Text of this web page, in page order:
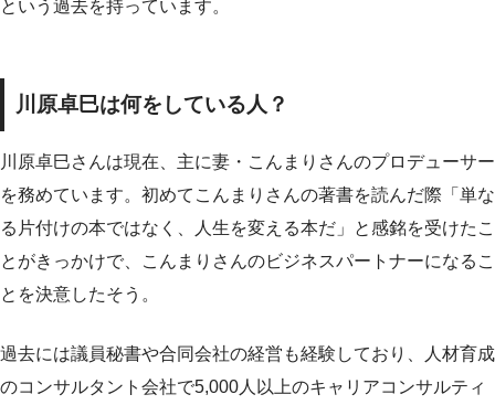
という過去を持っています。
川原卓巳は何をしている人？
川原卓巳さんは現在、主に妻・こんまりさんのプロデューサー
を務めています。初めてこんまりさんの著書を読んだ際「単な
る片付けの本ではなく、人生を変える本だ」と感銘を受けたこ
とがきっかけで、こんまりさんのビジネスパートナーになるこ
とを決意したそう。
過去には議員秘書や合同会社の経営も経験しており、人材育成
のコンサルタント会社で5,000人以上のキャリアコンサルティ